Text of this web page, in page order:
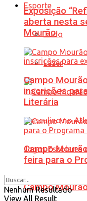
Esporte
Tudo
Lazer
Campo
Exposição
aberta nesta
Mourão
Campo
inscrições
Literária
Campo
feira para o
Nenhum Resultado
View All Result